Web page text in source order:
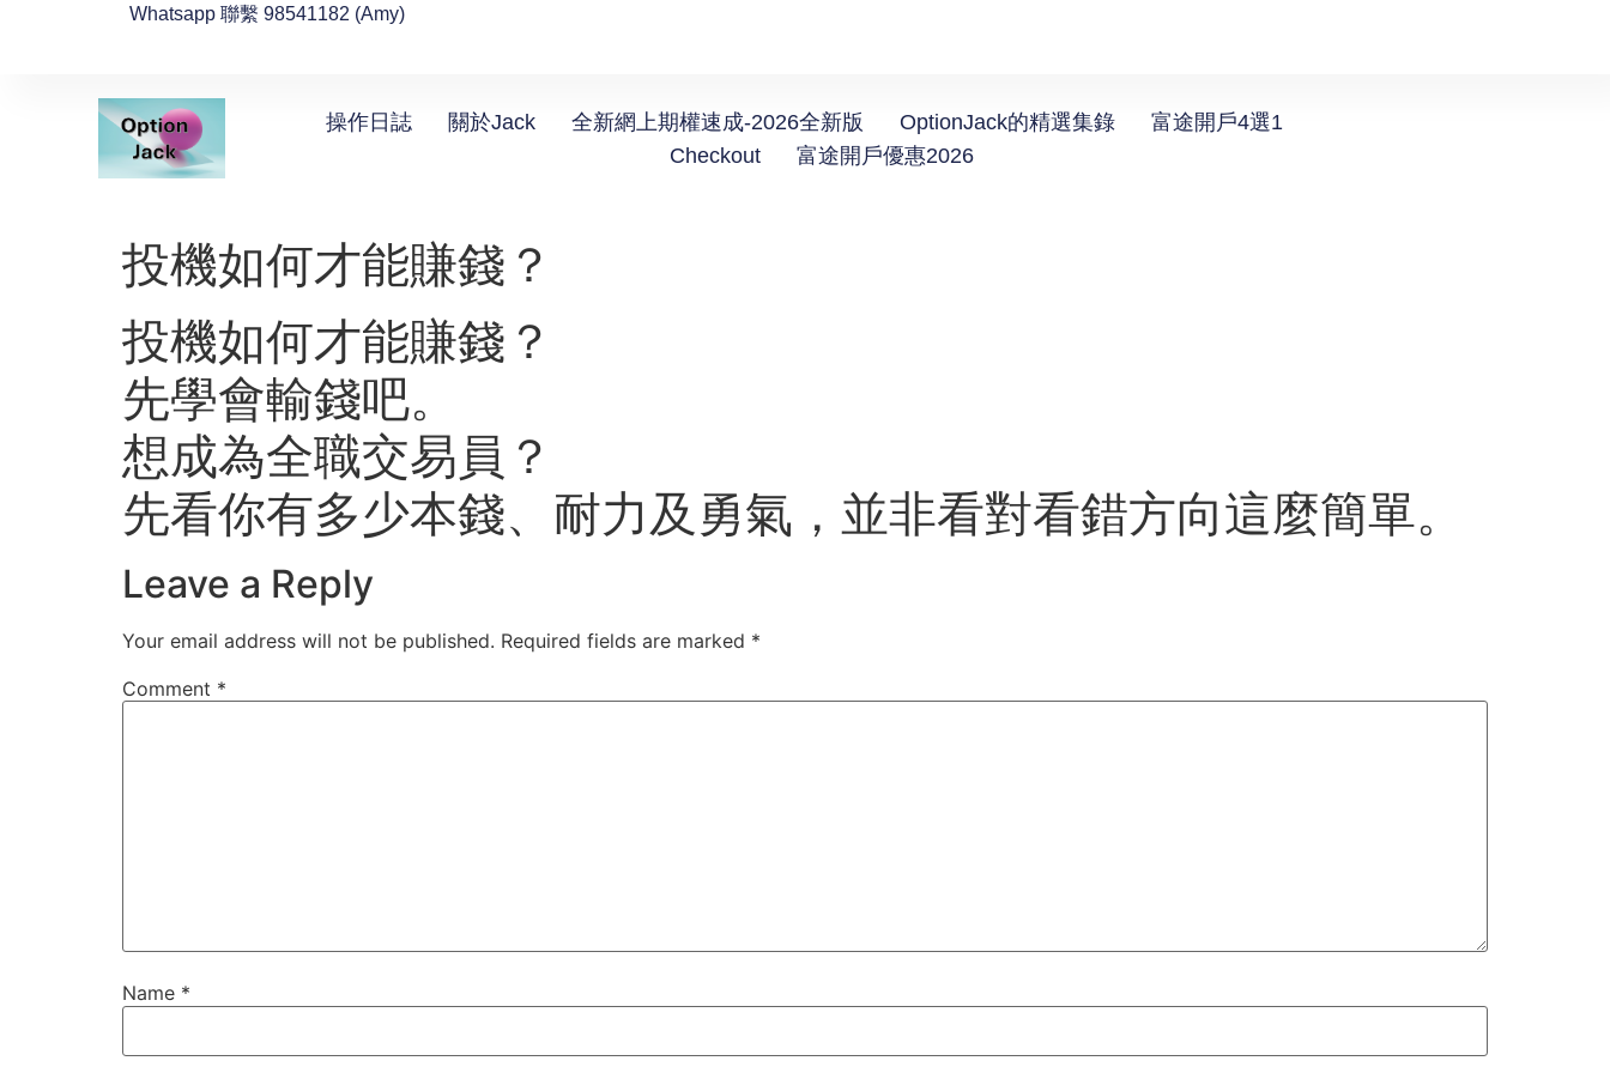
Whatsapp 聯繫 98541182 (Amy)
操作日誌 關於Jack 全新網上期權速成-2026全新版 OptionJack的精選集錄
富途開戶4選1
Checkout
富途開戶優惠2026
投機如何才能賺錢？
投機如何才能賺錢？
先學會輸錢吧。
想成為全職交易員？
先看你有多少本錢、耐力及勇氣，並非看對看錯方向這麼簡單。
Leave a Reply
Your email address will not be published. Required fields are marked *
Comment *
Name *